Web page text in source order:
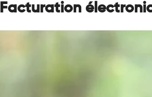
Facturation